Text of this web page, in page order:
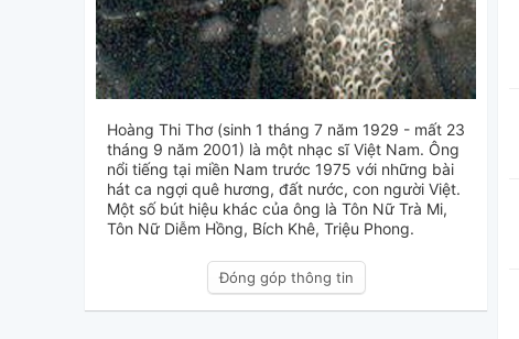
Hoàng Thi Thơ (sinh 1 tháng 7 năm 1929 - mất 23
tháng 9 năm 2001) là một nhạc sĩ Việt Nam. Ông
nổi tiếng tại miền Nam trước 1975 với những bài
hát ca ngợi quê hương, đất nước, con người Việt.
Một số bút hiệu khác của ông là Tôn Nữ Trà Mi,
Tôn Nữ Diễm Hồng, Bích Khê, Triệu Phong.
Đóng góp thông tin